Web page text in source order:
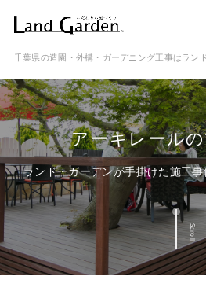
ランド・ガーデンとは
モデルガーデン
施工事例
保証と約束・ご理解いただきた
施工の流れ
よくある質問
千葉県の造園・外構・ガーデニング工事はラン
アーキレール
ランド・ガーデンが手掛けた施工
Scroll